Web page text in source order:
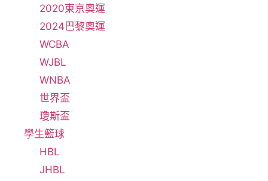
2020東京奧運
2024巴黎奧運
WCBA
WJBL
WNBA
世界盃
瓊斯盃
學生籃球
HBL
JHBL